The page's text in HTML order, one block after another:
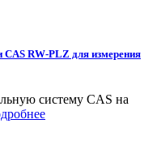
RW-PLZ для измерения
систему CAS на